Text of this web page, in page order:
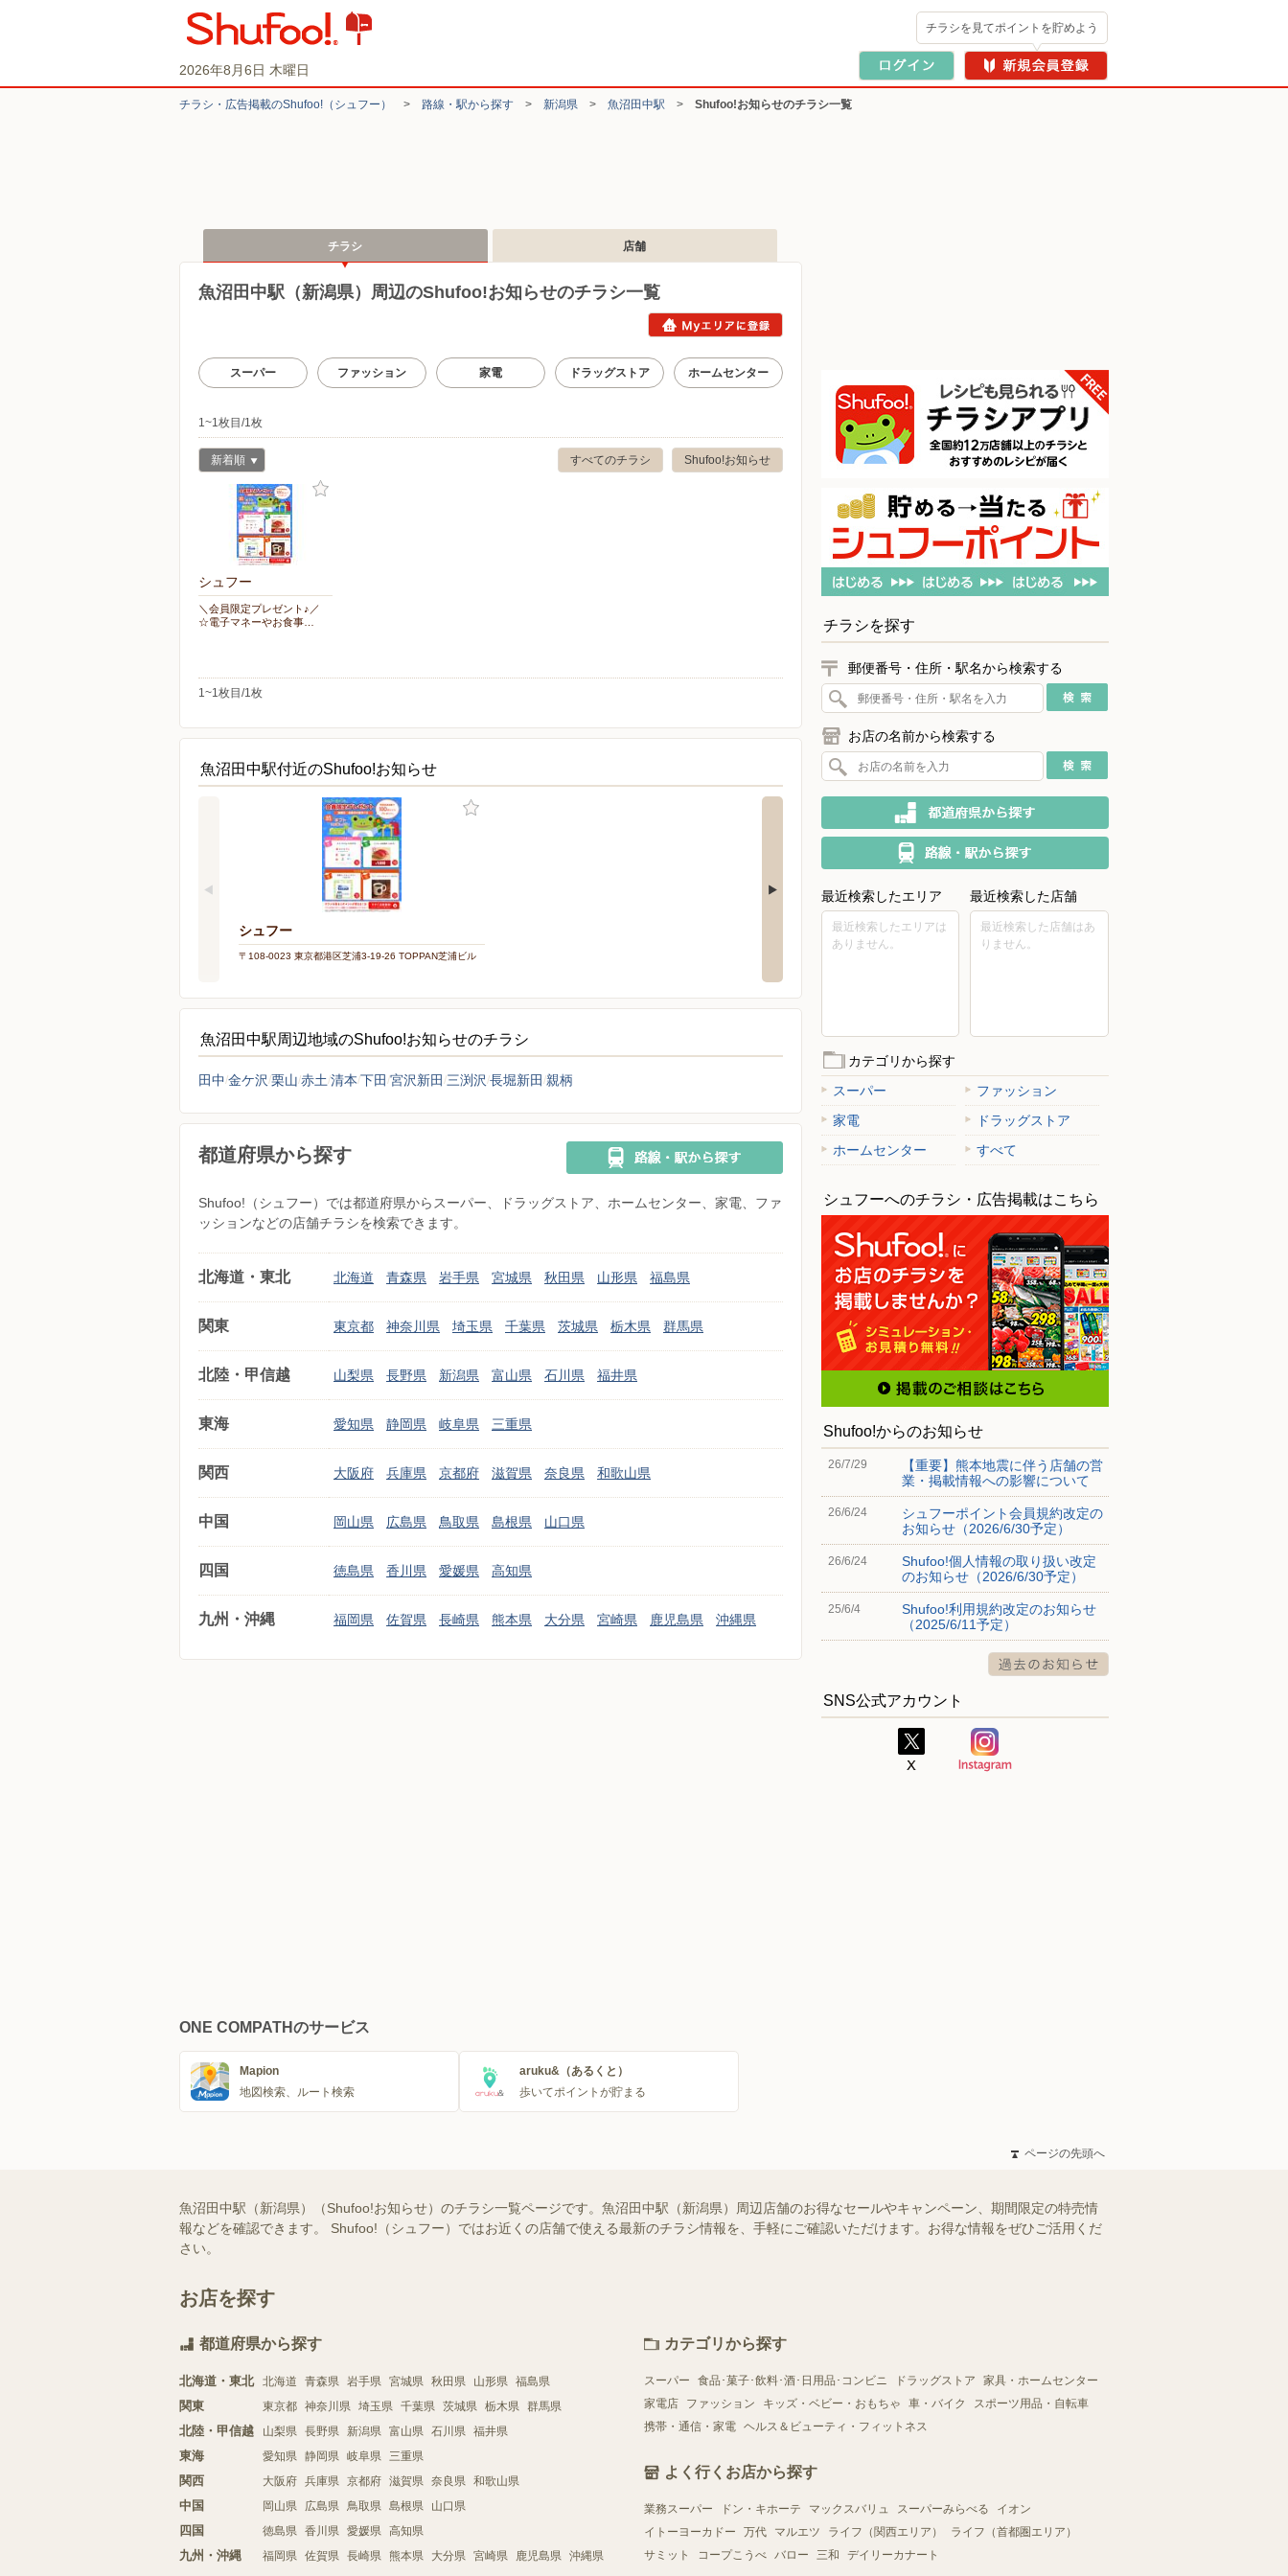
2026年8月6日 木曜日
チラシを見てポイントを貯めよう
チラシ・​広告掲載の​Shufoo!​（シュフー） > 路線・駅から探す > 新潟県 > 魚沼田中駅 > Shufoo!お知らせのチラシ一覧
チラシ 店舗
魚沼田中駅（新潟県）周辺のShufoo!お知らせのチラシ一覧
スーパー ファッション 家電 ドラッグストア ホームセンター
1~1枚目/1枚
Shufoo!お知らせ
すべてのチラシ
新着順
シュフー
＼会員限定プレゼント♪／
☆電子マネーやお食事…
1~1枚目/1枚
魚沼田中駅付近のShufoo!お知らせ
シュフー
〒108-0023 東京都港区芝浦3-19-26 TOPPAN芝浦ビル
魚沼田中駅周辺地域のShufoo!お知らせのチラシ
田中 金ケ沢 栗山 赤土 清本 下田 宮沢新田 三渕沢 長堀新田 親柄
都道府県から探す
Shufoo!（シュフー）では都道府県からスーパー、ドラッグストア、ホームセンター、家電、ファ
ッションなどの店舗チラシを検索できます。
北海道・東北 北海道 青森県 岩手県 宮城県 秋田県 山形県 福島県
関東 東京都 神奈川県 埼玉県 千葉県 茨城県 栃木県 群馬県
北陸・甲信越 山梨県 長野県 新潟県 富山県 石川県 福井県
東海 愛知県 静岡県 岐阜県 三重県
関西 大阪府 兵庫県 京都府 滋賀県 奈良県 和歌山県
中国 岡山県 広島県 鳥取県 島根県 山口県
四国 徳島県 香川県 愛媛県 高知県
九州・沖縄 福岡県 佐賀県 長崎県 熊本県 大分県 宮崎県 鹿児島県 沖縄県
チラシを探す
郵便番号・住所・駅名から検索する
お店の名前から検索する
最近検索したエリア
最近検索したエリアは
ありません。
最近検索した店舗
最近検索した店舗はあ
りません。
カテゴリから探す
スーパー
ファッション
家電
ドラッグストア
ホームセンター
すべて
シュフーへのチラシ・広告掲載はこちら
Shufoo!からのお知らせ
26/7/29
【重要】熊本地震に伴う店舗の営
業・掲載情報への影響について
26/6/24
シュフーポイント会員規約改定の
お知らせ（2026/6/30予定）
26/6/24
Shufoo!個人情報の取り扱い改定
のお知らせ（2026/6/30予定）
25/6/4
Shufoo!利用規約改定のお知らせ
（2025/6/11予定）
SNS公式アカウント
ONE COMPATHのサービス
Mapion
地図検索、ルート検索
aruku&（あるくと）
歩いてポイントが貯まる
ページの先頭へ
魚沼田中駅（新潟県）（Shufoo!お知らせ）のチラシ一覧ページです。魚沼田中駅（新潟県）周辺店舗のお得なセールやキャンペーン、期間限定の特売情
報などを確認できます。 Shufoo!（シュフー）ではお近くの店舗で使える最新のチラシ情報を、手軽にご確認いただけます。お得な情報をぜひご活用くだ
さい。
お店を探す
都道府県から探す
北海道・東北 北海道 青森県 岩手県 宮城県 秋田県 山形県 福島県
関東 東京都 神奈川県 埼玉県 千葉県 茨城県 栃木県 群馬県
北陸・甲信越 山梨県 長野県 新潟県 富山県 石川県 福井県
東海 愛知県 静岡県 岐阜県 三重県
関西 大阪府 兵庫県 京都府 滋賀県 奈良県 和歌山県
中国 岡山県 広島県 鳥取県 島根県 山口県
四国 徳島県 香川県 愛媛県 高知県
九州・沖縄 福岡県 佐賀県 長崎県 熊本県 大分県 宮崎県 鹿児島県 沖縄県
カテゴリから探す
スーパー 食品･菓子･飲料･酒･日用品･コンビニ ドラッグストア
家具・ホームセンター
家電店
ファッション キッズ・ベビー・おもちゃ 車・バイク
スポーツ用品・自転車
携帯・通信・家電 ヘルス＆ビューティ・フィットネス
よく行くお店から探す
業務スーパー ドン・キホーテ マックスバリュ スーパーみらべる
イオン
イトーヨーカドー
万代 マルエツ ライフ（関西エリア）
ライフ（首都圏エリア）
サミット
コープこうべ バロー 三和 デイリーカナート